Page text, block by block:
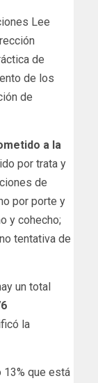
Lee
de
de los
de
a la
por trata y
de
por porte y
y cohecho;
tentativa de
un total
la
que está